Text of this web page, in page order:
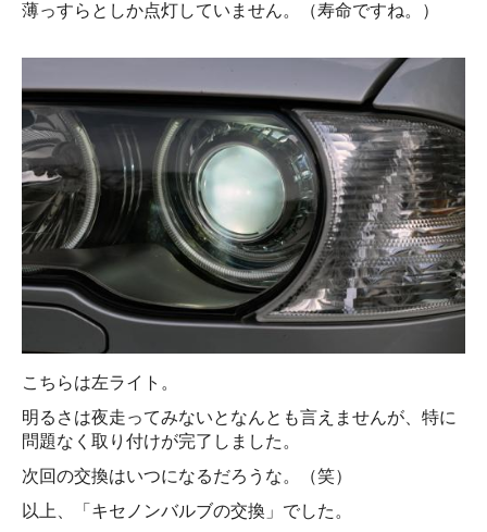
薄っすらとしか点灯していません。（寿命ですね。）
こちらは左ライト。
明るさは夜走ってみないとなんとも言えませんが、特に
問題なく取り付けが完了しました。
次回の交換はいつになるだろうな。（笑）
以上、「キセノンバルブの交換」でした。